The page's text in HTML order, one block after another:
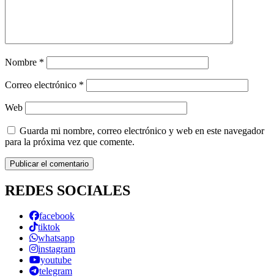
Nombre *
Correo electrónico *
Web
Guarda mi nombre, correo electrónico y web en este navegador
para la próxima vez que comente.
REDES SOCIALES
facebook
tiktok
whatsapp
instagram
youtube
telegram